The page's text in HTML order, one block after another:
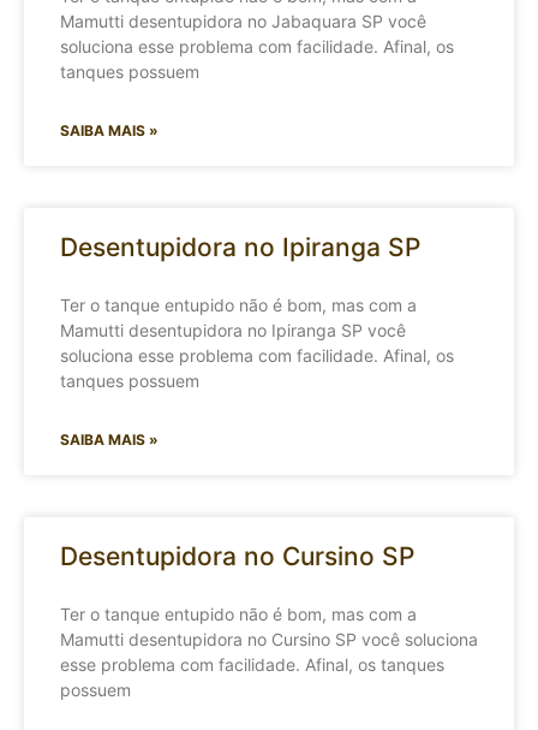
Mamutti desentupidora no Jabaquara SP você
soluciona esse problema com facilidade. Afinal, os
tanques possuem
SAIBA MAIS »
Desentupidora no Ipiranga SP
Ter o tanque entupido não é bom, mas com a
Mamutti desentupidora no Ipiranga SP você
soluciona esse problema com facilidade. Afinal, os
tanques possuem
SAIBA MAIS »
Desentupidora no Cursino SP
Ter o tanque entupido não é bom, mas com a
Mamutti desentupidora no Cursino SP você soluciona
esse problema com facilidade. Afinal, os tanques
possuem